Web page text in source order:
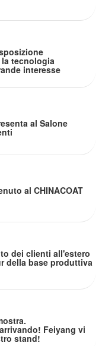
la tecnologia
interesse
al Salone
al CHINACOAT
dei clienti all'estero
della base produttiva
Feiyang vi
stand!